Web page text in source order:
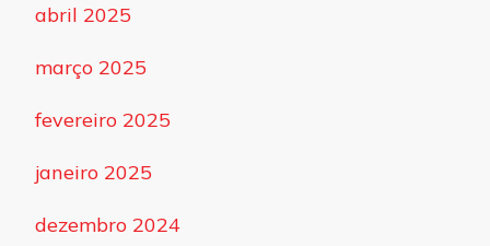
abril 2025
março 2025
fevereiro 2025
janeiro 2025
dezembro 2024